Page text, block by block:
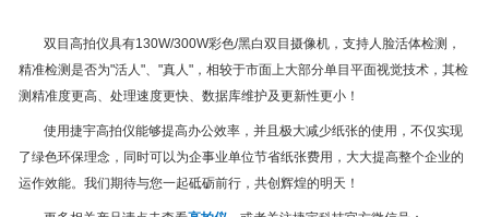
双目高拍仪具有130W/300W彩色/黑白双目摄像机，支持人脸活体检测，
精准检测是否为"活人"、"真人"，相较于市面上大部分单目平面视觉技术，其检
测精准度更高、处理速度更快、数据库维护及更新性更小！
使用捷宇高拍仪能够提高办公效率，并且极大减少纸张的使用，不仅实现
了绿色环保理念，同时可以为企事业单位节省纸张费用，大大提高整个企业的
运作效能。我们期待与您一起砥砺前行，共创辉煌的明天！